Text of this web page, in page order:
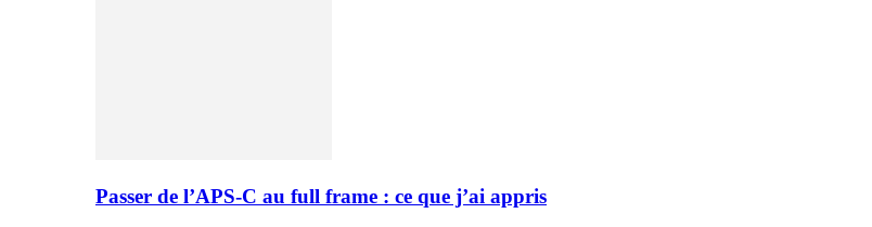
Passer de l’APS-C au full frame : ce que j’ai appris